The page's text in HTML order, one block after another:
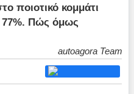
ποιοτικό κομμάτι
77%. Πώς όμως
autoagora Team